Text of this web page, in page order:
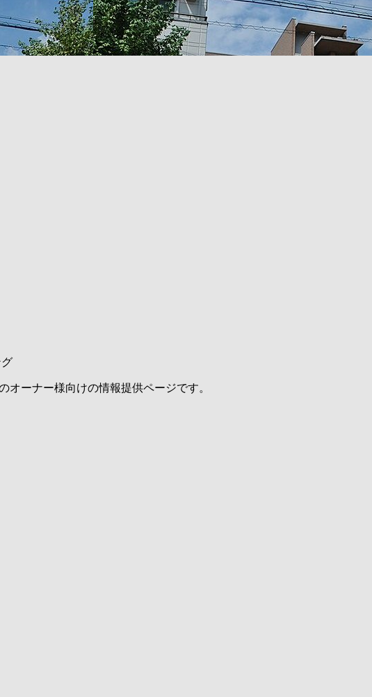
ーナー様向けの情報提供ページです。